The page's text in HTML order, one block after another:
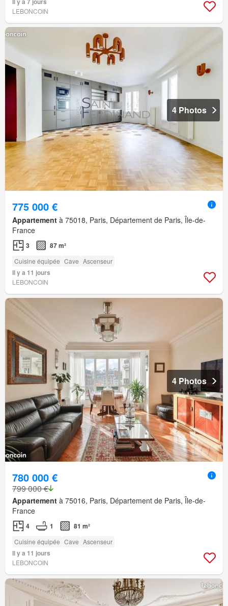
LEBONCOIN
4 Photos
775 000 €
Appartement à 75018, Paris, Département de Paris, Île-de-
France
3 87 m²
Cuisine équipée Cave Ascenseur
Il y a 11 jours
LEBONCOIN
4 Photos
780 000 €
799 000 €
Appartement à 75016, Paris, Département de Paris, Île-de-
France
4 1 81 m²
Cuisine équipée Cave Ascenseur
Il y a 11 jours
LEBONCOIN